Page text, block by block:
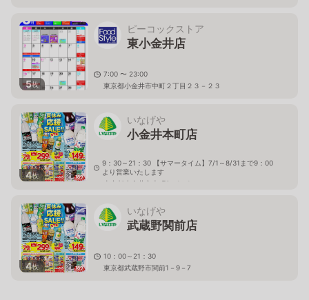
5枚
ピーコックストア
東小金井店
7:00 〜 23:00
東京都小金井市中町２丁目２３－２３
4枚
いなげや
小金井本町店
9：30～21：30 【サマータイム】7/1～8/31まで9：00
より営業いたします
東京都小金井市本町3－1－1
4枚
いなげや
武蔵野関前店
10：00～21：30
東京都武蔵野市関前1－9－7